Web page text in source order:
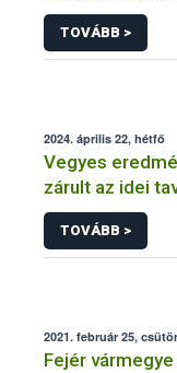
felhőtlenek
TOVÁBB >
2024. április 22, hétfő
Vegyes
zárult az idei
TOVÁBB >
2021. február 25,
Fejér